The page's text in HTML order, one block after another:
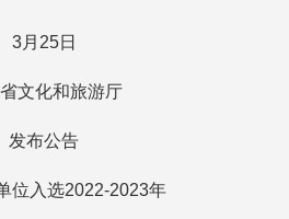
3月25日
文化和旅游厅
发布公告
位入选2022-2023年